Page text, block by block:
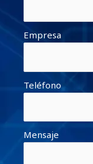
Empresa
Teléfono
Mensaje